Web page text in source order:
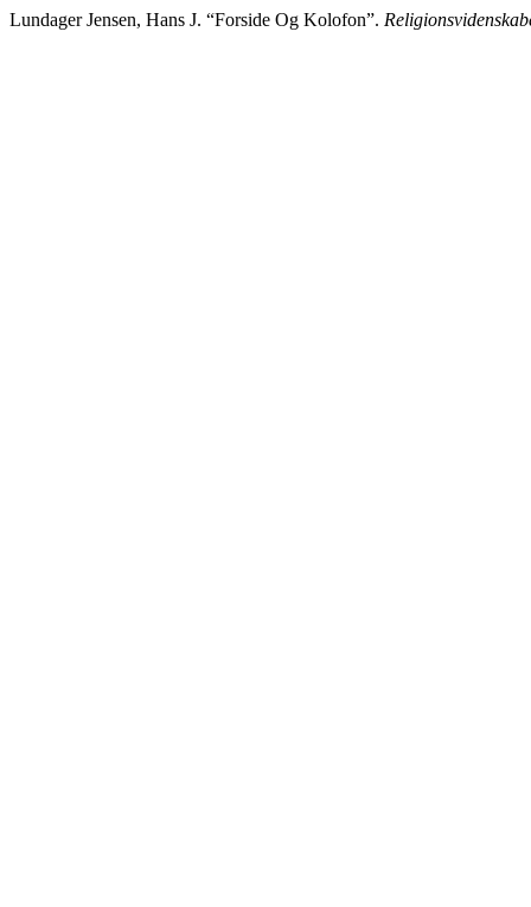
Lundager Jensen, Hans J. “Forside Og Kolofon”.